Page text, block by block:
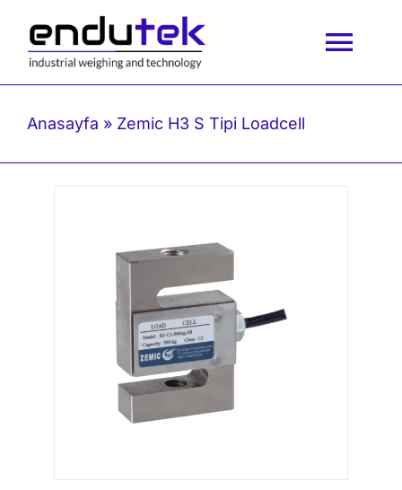
Anasayfa
Anasayfa » Zemic H3 S Tipi Loadcell